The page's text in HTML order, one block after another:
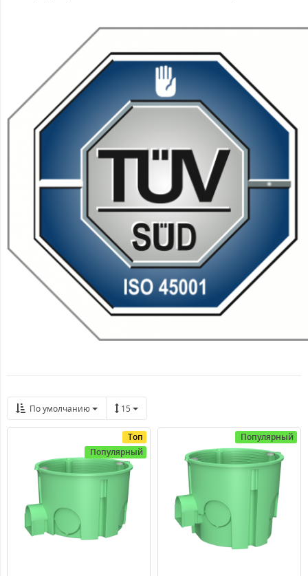
По умолчанию 15
Топ
Популярный
Популярный